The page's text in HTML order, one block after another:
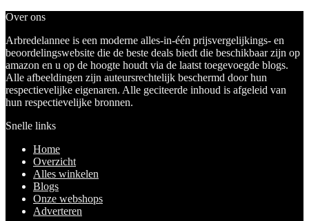
Over ons
Arbredelannee is een moderne alles-in-één prijsvergelijkings- en
beoordelingswebsite die de beste deals biedt die beschikbaar zijn op
amazon en u op de hoogte houdt via de laatst toegevoegde blogs.
Alle afbeeldingen zijn auteursrechtelijk beschermd door hun
respectievelijke eigenaren. Alle geciteerde inhoud is afgeleid van
hun respectievelijke bronnen.
Snelle links
Home
Overzicht
Alles winkelen
Blogs
Onze webshops
Adverteren